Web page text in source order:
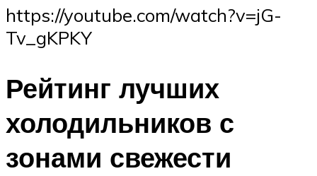
https://youtube.com/watch?v=jG-
Tv_gKPKY
Рейтинг лучших
холодильников с
зонами свежести